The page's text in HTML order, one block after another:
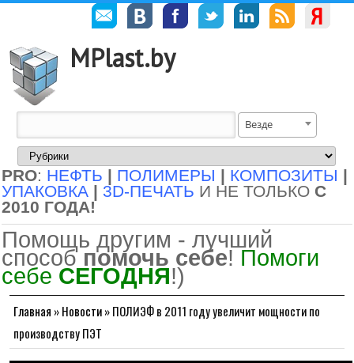
MPlast.by
Везде
PRO: НЕФТЬ | ПОЛИМЕРЫ | КОМПОЗИТЫ |
УПАКОВКА | 3D-ПЕЧАТЬ И НЕ ТОЛЬКО С
2010 ГОДА!
Помощь другим - лучший
способ помочь себе! Помоги
себе СЕГОДНЯ!)
Главная »Новости»ПОЛИЭФ в 2011 году увеличит мощности по
производству ПЭТ